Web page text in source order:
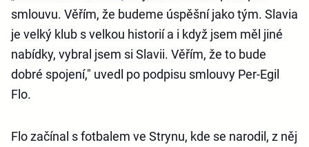
smlouvu. Věřím, že budeme úspěšní jako tým. Slavia
je velký klub s velkou historií a i když jsem měl jiné
nabídky, vybral jsem si Slavii. Věřím, že to bude
dobré spojení," uvedl po podpisu smlouvy Per-Egil
Flo.
Flo začínal s fotbalem ve Strynu, kde se narodil, z něj